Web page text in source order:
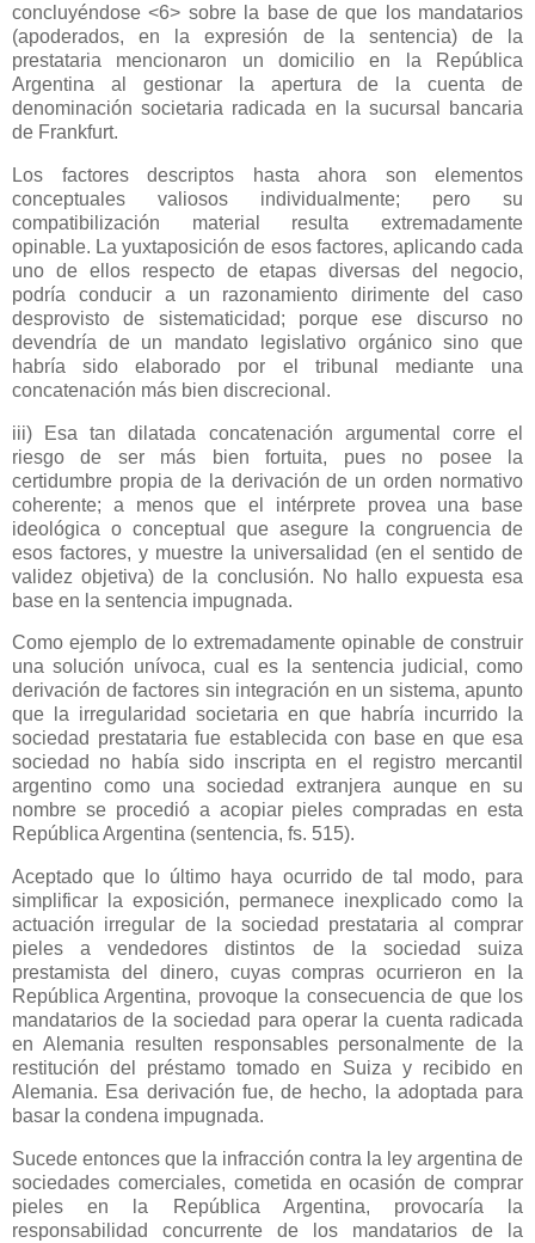
concluyéndose <6> sobre la base de que los mandatarios
(apoderados, en la expresión de la sentencia) de la
prestataria mencionaron un domicilio en
la República
Argentina al gestionar la apertura de la cuenta de
denominación societaria radicada en la sucursal bancaria
de Frankfurt.
Los factores descriptos hasta ahora son elementos
conceptuales valiosos individualmente; pero su
compatibilización material resulta extremadamente
opinable. La yuxtaposición de esos factores, aplicando cada
uno de ellos respecto de etapas diversas del negocio,
podría conducir a un razonamiento dirimente del caso
desprovisto de sistematicidad; porque ese discurso no
devendría de un mandato legislativo orgánico sino que
habría sido elaborado por el tribunal mediante una
concatenación más bien discrecional.
iii) Esa tan dilatada concatenación argumental corre el
riesgo de ser más bien fortuita, pues no posee la
certidumbre propia de la derivación de un orden normativo
coherente; a menos que el intérprete provea una base
ideológica o conceptual que asegure la congruencia de
esos factores, y muestre la universalidad (en el sentido de
validez objetiva) de la conclusión. No hallo expuesta esa
base en la sentencia impugnada.
Como ejemplo de lo extremadamente opinable de construir
una solución unívoca, cual es la sentencia judicial, como
derivación de factores sin integración en un sistema, apunto
que la irregularidad societaria en que habría incurrido la
sociedad prestataria fue establecida con base en que esa
sociedad no había sido inscripta en el registro mercantil
argentino como una sociedad extranjera aunque en su
nombre se procedió a acopiar pieles compradas en esta
República Argentina (sentencia, fs. 515).
Aceptado que lo último haya ocurrido de tal modo, para
simplificar la exposición, permanece inexplicado como la
actuación irregular de la sociedad prestataria al comprar
pieles a vendedores distintos de la sociedad suiza
prestamista del dinero, cuyas compras ocurrieron en
la
República Argentina, provoque la consecuencia de que los
mandatarios de la sociedad para operar la cuenta radicada
en Alemania resulten responsables personalmente de la
restitución del préstamo tomado en Suiza y recibido en
Alemania. Esa derivación fue, de hecho, la adoptada para
basar la condena impugnada.
Sucede entonces que la infracción contra la ley argentina de
sociedades comerciales, cometida en ocasión de comprar
pieles en
la República Argentina, provocaría la
responsabilidad concurrente de los mandatarios de la